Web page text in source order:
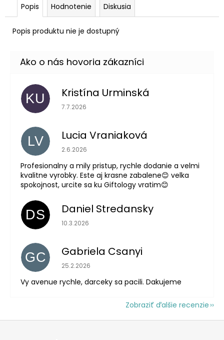
Popis Hodnotenie Diskusia
Popis produktu nie je dostupný
KU Kristína Urminská
Hodnotenie obchodu je 5 z 5 hviezdičiek.
7.7.2026
LV Lucia Vraniaková
Hodnotenie obchodu je 5 z 5 hviezdičiek.
2.6.2026
Profesionalny a mily pristup, rychle dodanie a velmi
kvalitne vyrobky. Este aj krasne zabalene😊 velka
spokojnost, urcite sa ku Giftology vratim😊
DS Daniel Stredansky
Hodnotenie obchodu je 5 z 5 hviezdičiek.
10.3.2026
GC Gabriela Csanyi
Hodnotenie obchodu je 5 z 5 hviezdičiek.
25.2.2026
Vy avenue rychle, darceky sa pacili. Dakujeme
Zobraziť ďalšie recenzie
ú
č
Z